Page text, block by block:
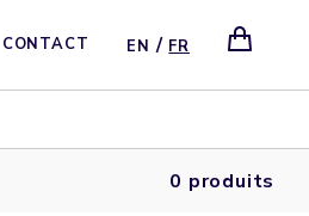
CONTACT EN / FR
0 produits